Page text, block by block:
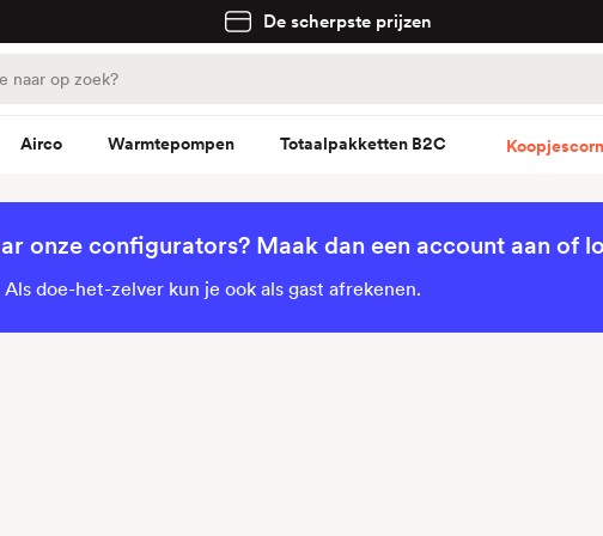
De scherpste prijzen
Airco Warmtepompen Totaalpakketten B2C
onze configurators? Maak dan een account aan of
doe-het-zelver kun je ook als gast afrekenen.